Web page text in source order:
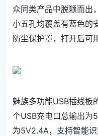
众同类产品中脱颖而出
小五孔均覆盖有蓝色的
防尘保护罩，打开后可
魅族多功能USB插线
个USB充电口总输出为
为5V2.4A，支持智能